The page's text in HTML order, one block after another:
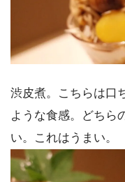
渋皮煮。こちらは口
ような食感。どちら
い。これはうまい。